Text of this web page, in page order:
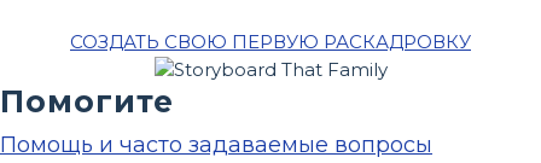
СОЗДАТЬ СВОЮ ПЕРВУЮ РАСКАДРОВКУ
Помогите
Помощь и часто задаваемые вопросы